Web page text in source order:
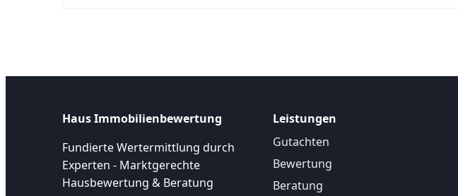
Haus Immobilienbewertung
Fundierte Wertermittlung durch
Experten - Marktgerechte
Hausbewertung & Beratung
Leistungen
Gutachten
Bewertung
Beratung